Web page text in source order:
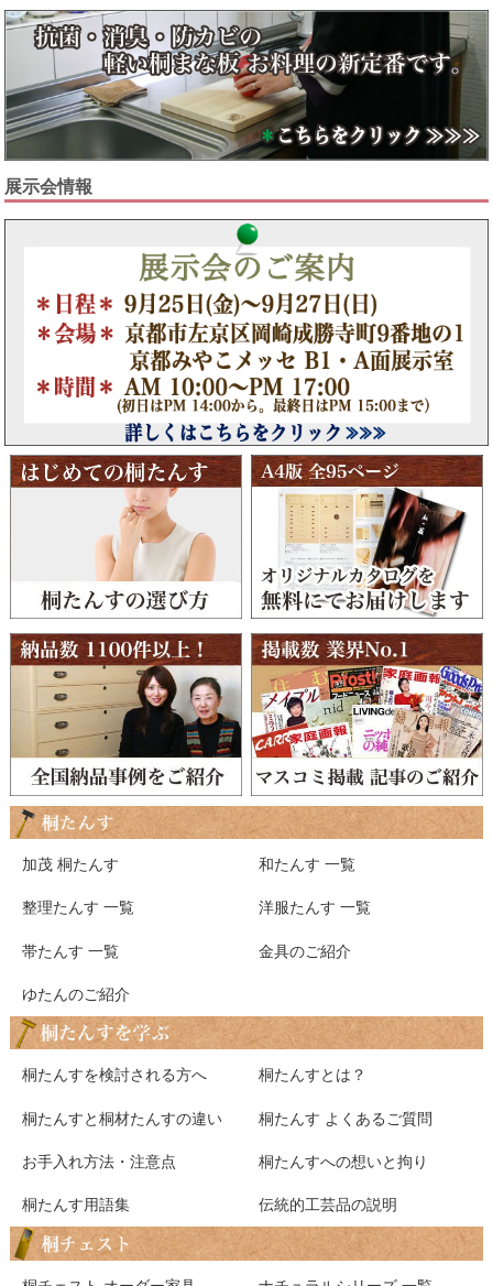
東京都 女性 山内様
キッチンにもすっきりセンスよく収まって大満足で
す。
米びつ届きました。サイズも理想どおりでした。とて
もつくりの良いもので、キッチンにもすっきりセンス
よく収まって大満足です。
この度はありがとうございました。また機会がありま
したら、よろしくお願いいたします。
大阪府 女性 藤野様
シンプルなデザイン、しっかりとした質感、よい香
り。
連絡が遅くなりましたが、昨日商品が届きました。シ
ンプルなデザイン、しっかりとした質感、よい香
り、、、ステキな商品でとてもうれしいです。
キャスターを付けて頂いているので、外国の家の、絨
毯敷きのリビングに置いても大丈夫ですね。（絨毯の
上に直に置くと絨毯のダニなどが付きそうで気になり
ますが、キャスターがあると動かしやすいし、絨毯と
頂きます。ありがとうございました。
写真で見るよりもすごく美しい。
す。昨夜、注文の品が届きまして、商品の確認をさせ
ていただきました。
展示会情報
加茂 桐たんす 和たんす 一覧
整理たんす 一覧 洋服たんす 一覧
帯たんす 一覧 金具のご紹介
ゆたんのご紹介
桐たんすを検討される方へ 桐たんすとは？
桐たんすと桐材たんすの違い 桐たんす よくあるご質問
お手入れ方法・注意点 桐たんすへの想いと拘り
桐たんす用語集 伝統的工芸品の説明